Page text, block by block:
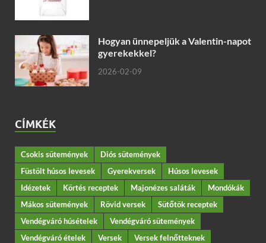
Hogyan ünnepeljük a Valentin-napot
gyerekekkel?
2026-02-09
CÍMKÉK
Csokis sütemények
Diós sütemények
Füstölt húsos levesek
Gyerekversek
Húsos levesek
Idézetek
Körtés receptek Majonézes saláták
Mondókák
Mákos sütemények
Rövid versek
Sütőtök receptek
Vendégváró húsételek
Vendégváró sütemények
Vendégváró ételek
Versek
Versek felnőtteknek